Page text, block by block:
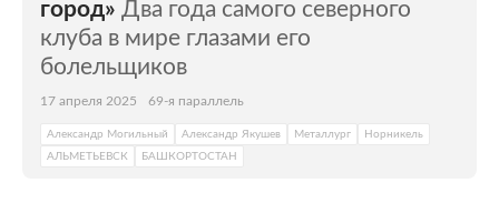
город» Два года самого северного
клуба в мире глазами его
болельщиков
17 апреля 2025 69-я параллель
Александр Могильный Александр Якушев Металлург
Норникель
АЛЬМЕТЬЕВСК
БАШКОРТОСТАН